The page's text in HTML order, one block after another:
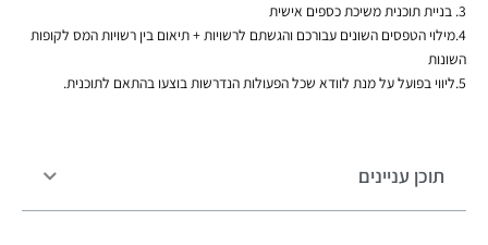
3. בניית תוכנית משיכת כספים אישית
4.מילוי הטפסים השונים עבורכם והגשתם לרשויות + תיאום בין רשויות המס לקופות
השונות
5.ליווי בפועל על מנת לוודא שכל הפעולות הנדרשות בוצעו בהתאם לתוכנית.
תוכן עניינים